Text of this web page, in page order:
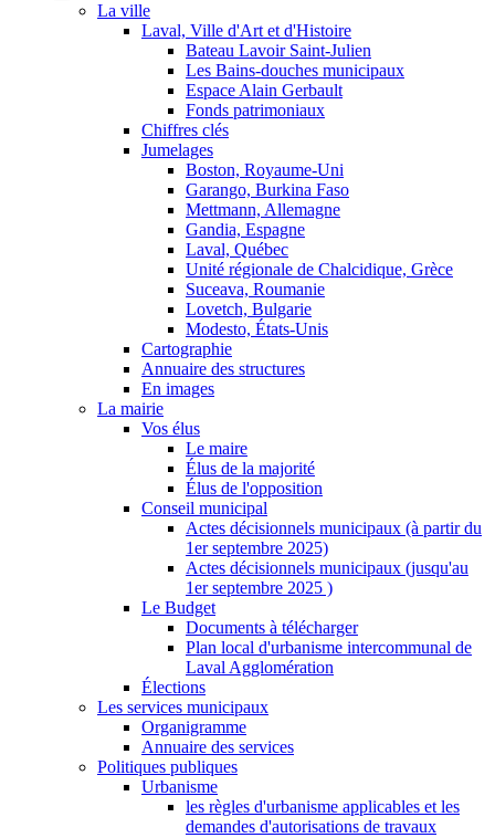
La ville
Laval, Ville d'Art et d'Histoire
Bateau Lavoir Saint-Julien
Les Bains-douches municipaux
Espace Alain Gerbault
Fonds patrimoniaux
Chiffres clés
Jumelages
Boston, Royaume-Uni
Garango, Burkina Faso
Mettmann, Allemagne
Gandia, Espagne
Laval, Québec
Unité régionale de Chalcidique, Grèce
Suceava, Roumanie
Lovetch, Bulgarie
Modesto, États-Unis
Cartographie
Annuaire des structures
En images
La mairie
Vos élus
Le maire
Élus de la majorité
Élus de l'opposition
Conseil municipal
Actes décisionnels municipaux (à partir du
1er septembre 2025)
Actes décisionnels municipaux (jusqu'au
1er septembre 2025 )
Le Budget
Documents à télécharger
Plan local d'urbanisme intercommunal de
Laval Agglomération
Élections
Les services municipaux
Organigramme
Annuaire des services
Politiques publiques
Urbanisme
les règles d'urbanisme applicables et les
demandes d'autorisations de travaux